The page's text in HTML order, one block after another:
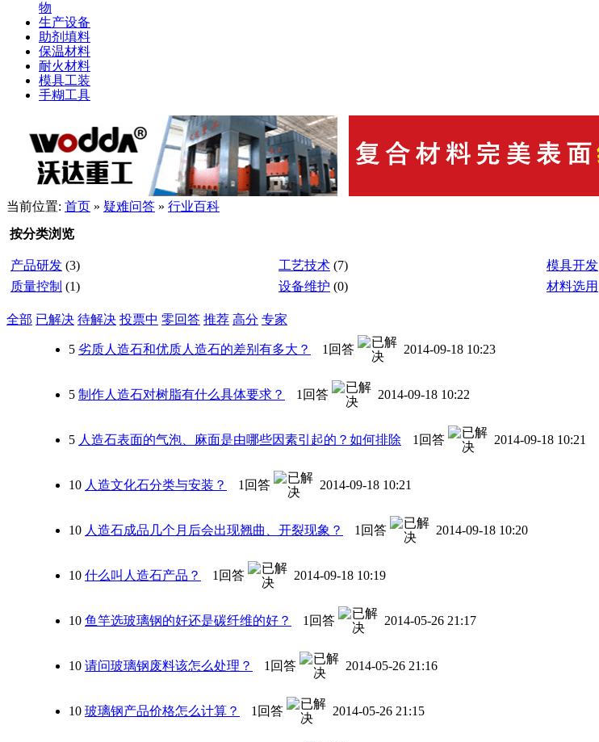
物
生产设备
助剂填料
保温材料
耐火材料
模具工装
手糊工具
当前位置: 首页 » 疑难问答 » 行业百科
按分类浏览
产品研发 (3) 工艺技术 (7) 模具开发
质量控制 (1) 设备维护 (0) 材料选用
全部 已解决 待解决 投票中 零回答 推荐 高分 专家
5 劣质人造石和优质人造石的差别有多大？ 1回答 2014-09-18 10:23
5 制作人造石对树脂有什么具体要求？ 1回答 2014-09-18 10:22
5 人造石表面的气泡、麻面是由哪些因素引起的？如何排除 1回答 2014-09-18 10:21
10 人造文化石分类与安装？ 1回答 2014-09-18 10:21
10 人造石成品几个月后会出现翘曲、开裂现象？ 1回答 2014-09-18 10:20
10 什么叫人造石产品？ 1回答 2014-09-18 10:19
10 鱼竿选玻璃钢的好还是碳纤维的好？ 1回答 2014-05-26 21:17
10 请问玻璃钢废料该怎么处理？ 1回答 2014-05-26 21:16
10 玻璃钢产品价格怎么计算？ 1回答 2014-05-26 21:15